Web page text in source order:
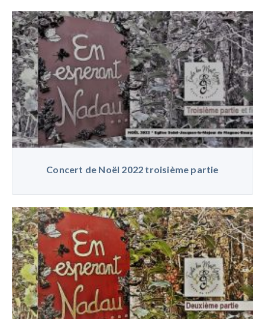
Concert de Noël 2022 troisième partie